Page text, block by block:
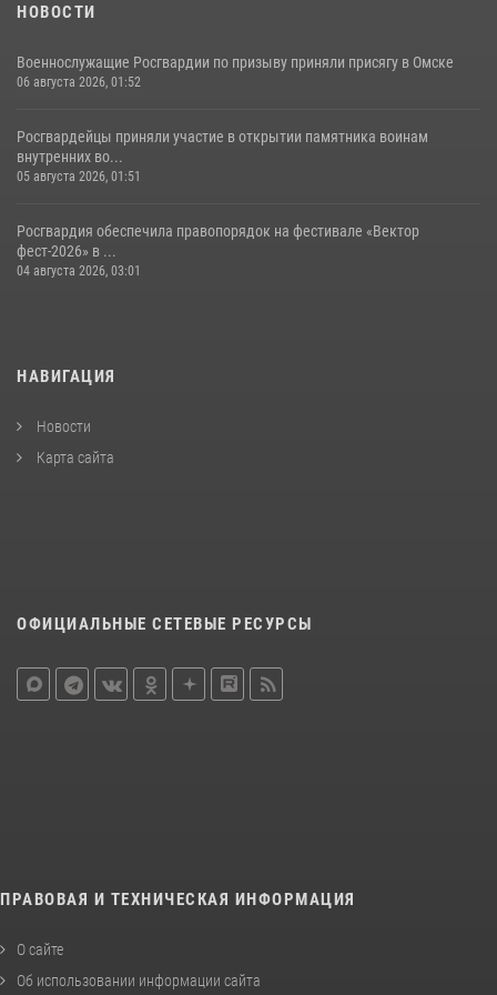
НОВОСТИ
Военнослужащие Росгвардии по призыву приняли присягу в Омске
06 августа 2026, 01:52
Росгвардейцы приняли участие в открытии памятника воинам
внутренних во...
05 августа 2026, 01:51
Росгвардия обеспечила правопорядок на фестивале «Вектор
фест-2026» в ...
04 августа 2026, 03:01
НАВИГАЦИЯ
Новости
Карта сайта
ОФИЦИАЛЬНЫЕ СЕТЕВЫЕ РЕСУРСЫ
ПРАВОВАЯ И ТЕХНИЧЕСКАЯ ИНФОРМАЦИЯ
О сайте
Об использовании информации сайта